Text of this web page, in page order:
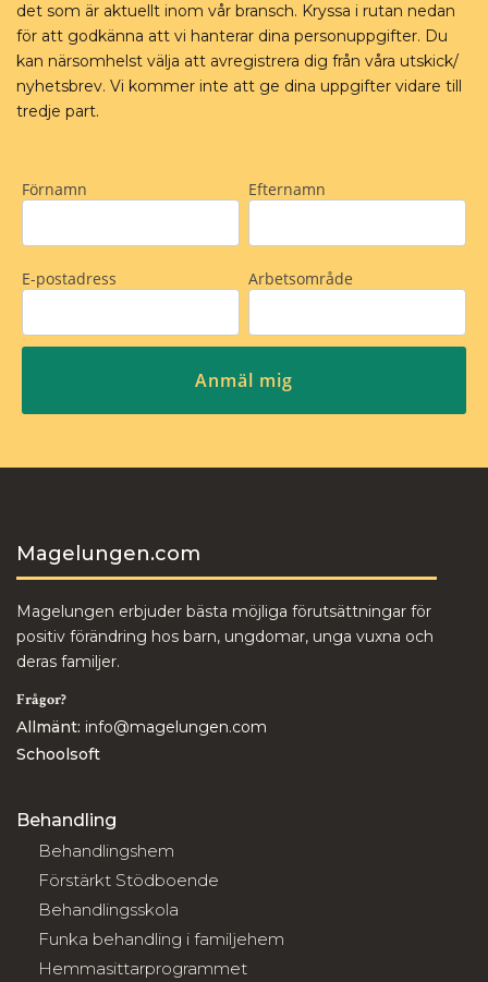
det som är aktuellt inom vår bransch. Kryssa i rutan nedan
för att godkänna att vi hanterar dina personuppgifter. Du
kan närsomhelst välja att avregistrera dig från våra utskick/
nyhetsbrev. Vi kommer inte att ge dina uppgifter vidare till
tredje part.
Magelungen.com
Magelungen erbjuder bästa möjliga förutsättningar för
positiv förändring hos barn, ungdomar, unga vuxna och
deras familjer.
Frågor?
Allmänt: info@magelungen.com
Schoolsoft
Behandling
Behandlingshem
Förstärkt Stödboende
Behandlingsskola
Funka behandling i familjehem
Hemmasittarprogrammet